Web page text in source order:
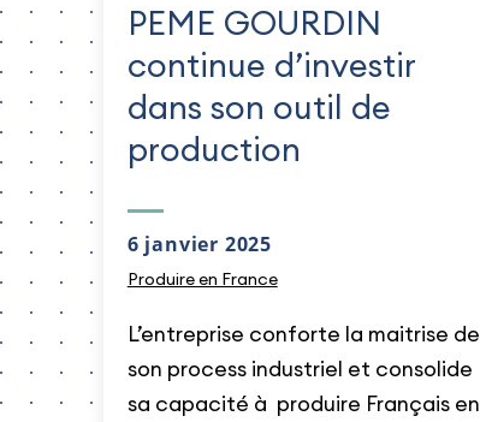
PEME GOURDIN
continue d’investir
dans son outil de
production
6 janvier 2025
Produire en France
L’entreprise conforte la maitrise de
son process industriel et consolide
sa capacité à produire Français en